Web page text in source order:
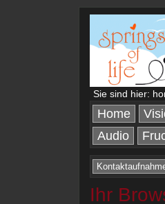
Sie sind hier:
Home
Audio
Ihr